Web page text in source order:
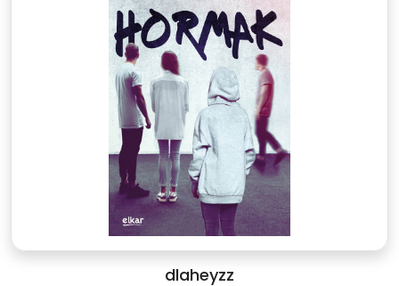
dlaheyzz